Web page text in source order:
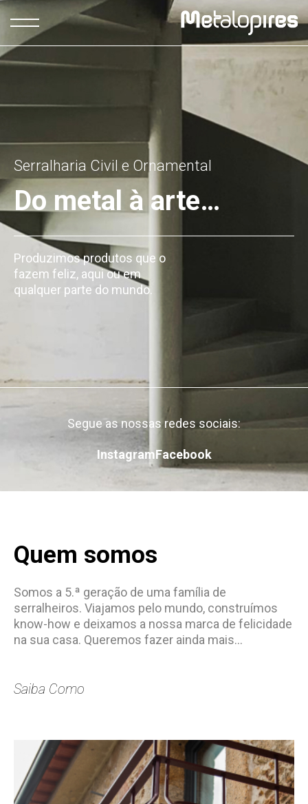
Serralharia Civil e Ornamental
Do metal à arte…
Produzimos produtos que o
fazem feliz, aqui ou em
qualquer parte do mundo.
Segue as nossas redes sociais:
InstagramFacebook
Quem somos
Somos a 5.ª geração de uma família de
serralheiros. Viajamos pelo mundo, construímos
know-how e deixamos a nossa marca de felicidade
na sua casa. Queremos fazer ainda mais…
Saiba Como